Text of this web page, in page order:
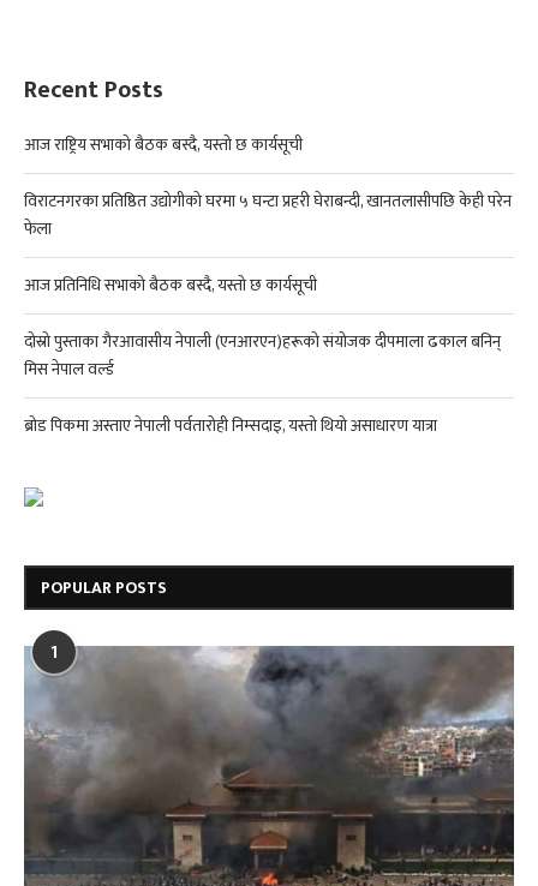
Recent Posts
आज राष्ट्रिय सभाको बैठक बस्दै, यस्तो छ कार्यसूची
विराटनगरका प्रतिष्ठित उद्योगीको घरमा ५ घन्टा प्रहरी घेराबन्दी, खानतलासीपछि केही परेन
फेला
आज प्रतिनिधि सभाको बैठक बस्दै, यस्तो छ कार्यसूची
दोस्रो पुस्ताका गैरआवासीय नेपाली (एनआरएन)हरूको संयोजक दीपमाला ढकाल बनिन्
मिस नेपाल वर्ल्ड
ब्रोड पिकमा अस्ताए नेपाली पर्वतारोही निम्सदाइ, यस्तो थियो असाधारण यात्रा
POPULAR POSTS
1